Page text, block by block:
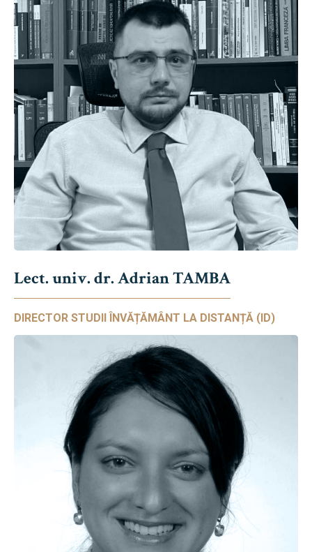
Lect. univ. dr. Adrian TAMBA
DIRECTOR STUDII ÎNVĂȚĂMÂNT LA DISTANȚĂ (ID)